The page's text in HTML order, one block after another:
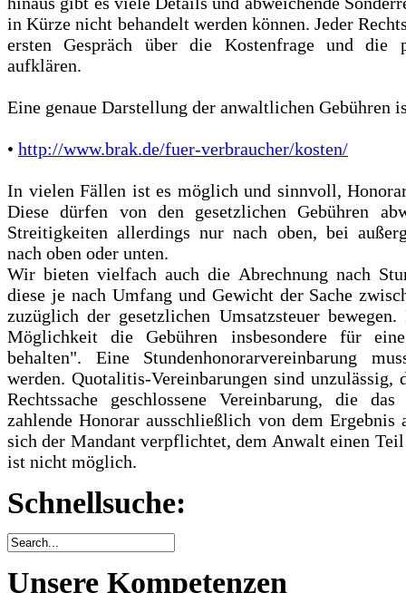
in Kürze nicht behandelt werden können. Jeder
ersten Gespräch über die Kostenfrage und die
aufklären.
Eine genaue Darstellung der anwaltlichen Gebühren
• http://www.brak.de/fuer-verbraucher/kosten/
In vielen Fällen ist es möglich und sinnvoll,
Diese dürfen von den gesetzlichen Gebühren
Streitigkeiten allerdings nur nach oben, bei
nach oben oder unten.
Wir bieten vielfach auch die Abrechnung nach
diese je nach Umfang und Gewicht der Sache
zuzüglich der gesetzlichen Umsatzsteuer
Möglichkeit die Gebühren insbesondere für
behalten". Eine Stundenhonorarvereinbarung
werden. Quotalitis-Vereinbarungen sind unzulässig,
Rechtssache geschlossene Vereinbarung, die
zahlende Honorar ausschließlich von dem Ergebnis
sich der Mandant verpflichtet, dem Anwalt einen Teil
ist nicht möglich.
Schnellsuche:
Unsere Kompetenzen